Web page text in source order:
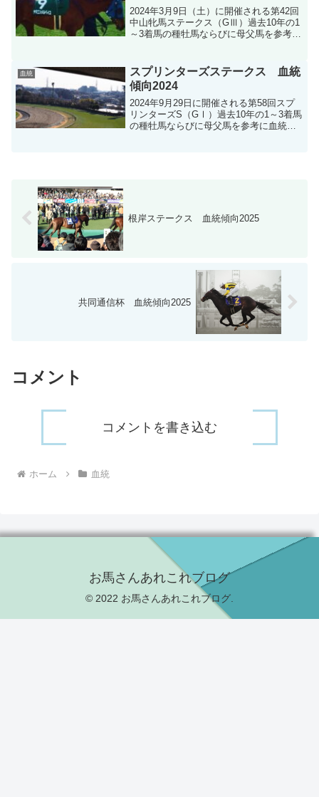
2024年3月9日（土）に開催される第42回
中山牝馬ステークス（GⅢ）過去10年の1
～3着馬の種牡馬ならびに母父馬を参考に
血統
スプリンターズステークス 血統
傾向2024
2024年9月29日に開催される第58回スプ
リンターズS（GⅠ）過去10年の1～3着馬
の種牡馬ならびに母父馬を参考に血統分
根岸ステークス 血統傾向2025
共同通信杯 血統傾向2025
コメント
コメントを書き込む
ホーム 血統
お馬さんあれこれブログ
© 2022 お馬さんあれこれブログ.